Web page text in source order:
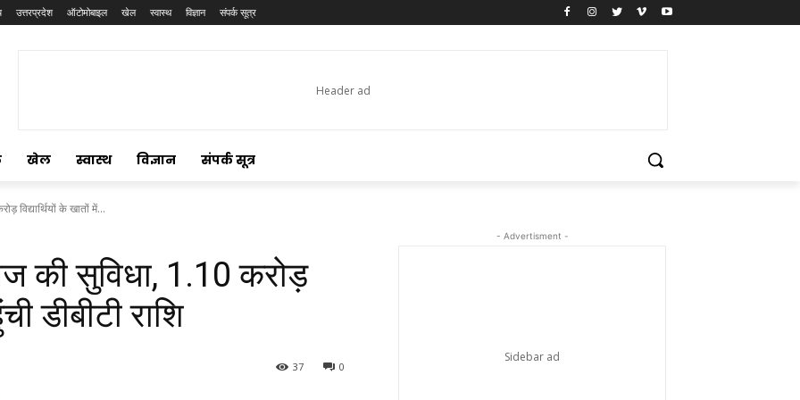
उत्तरप्रदेश ऑटोमोबाइल खेल स्वास्थ विज्ञान संपर्क सूत्र
खेल स्वास्थ विज्ञान संपर्क सूत्र
विद्यार्थियों के खातों में...
की सुविधा, 1.10 करोड़
डीबीटी राशि
0
37
- Advertisment -